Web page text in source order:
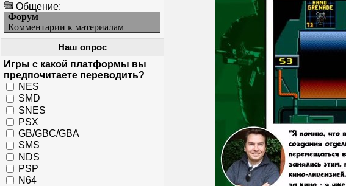
Общение:
Форум
Комментарии к материалам
Наш опрос
Игры с какой платформы вы
предпочитаете переводить?
NES
SMD
SNES
PSX
GB/GBC/GBA
SMS
NDS
PSP
N64